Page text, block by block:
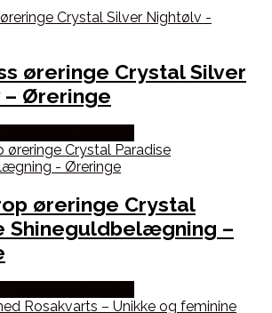
øreringe Crystal Silver
– Øreringe
øreringe Crystal
Shineguldbelægning –